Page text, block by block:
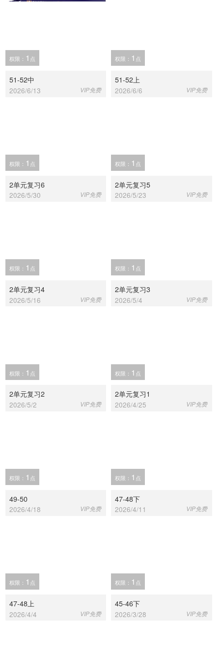
权限： 1 点
51-52中
2026/6/13 VIP免费
权限： 1 点
51-52上
2026/6/6 VIP免费
权限： 1 点
2单元复习6
2026/5/30 VIP免费
权限： 1 点
2单元复习5
2026/5/23 VIP免费
权限： 1 点
2单元复习4
2026/5/16 VIP免费
权限： 1 点
2单元复习3
2026/5/4 VIP免费
权限： 1 点
2单元复习2
2026/5/2 VIP免费
权限： 1 点
2单元复习1
2026/4/25 VIP免费
权限： 1 点
49-50
2026/4/18 VIP免费
权限： 1 点
47-48下
2026/4/11 VIP免费
权限： 1 点
47-48上
2026/4/4 VIP免费
权限： 1 点
45-46下
2026/3/28 VIP免费